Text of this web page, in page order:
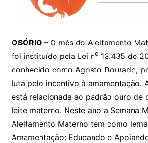
OSÓRIO – O mês do Aleitamento
foi instituído pela Lei no 13.435 de
conhecido como Agosto Dourado,
luta pelo incentivo à amamentação.
está relacionada ao padrão ouro de
leite materno. Neste ano a Semana
Aleitamento Materno tem como
Amamentação: Educando e